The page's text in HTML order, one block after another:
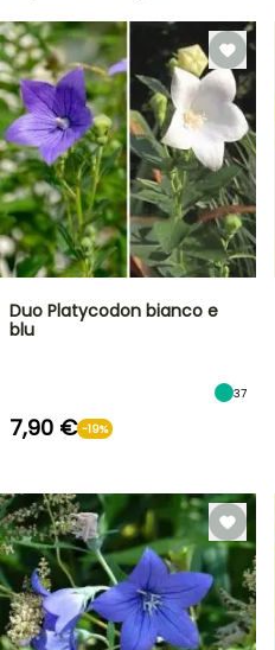
VENDITA
FLASH
FINO
AL
30%
DI
Duo Platycodon bianco e
blu
37
7,90 € -19%